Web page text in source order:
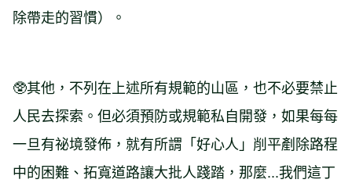
除帶走的習慣）。
🥸其他，不列在上述所有規範的山區，也不必要禁止
人民去探索。但必須預防或規範私自開發，如果每每
一旦有祕境發佈，就有所謂「好心人」削平剷除路程
中的困難、拓寬道路讓大批人踐踏，那麼...我們這丁